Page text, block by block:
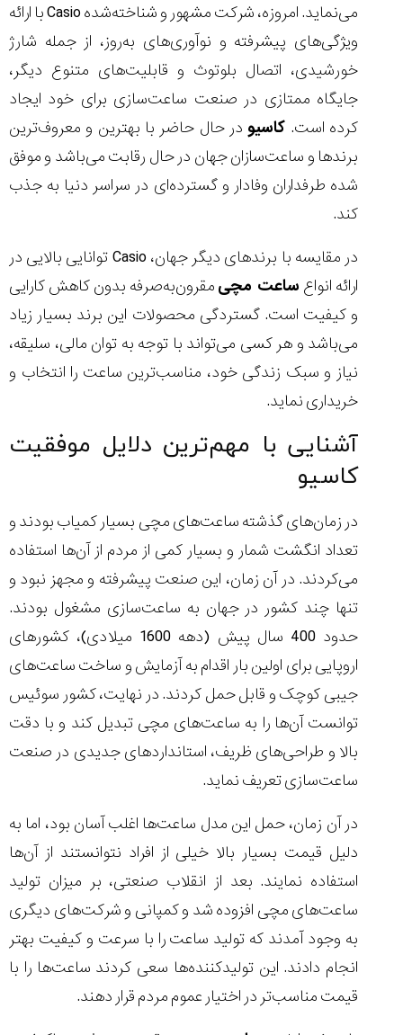
می‌نماید. امروزه، شرکت مشهور و شناخته‌شده Casio با ارائه
ویژگی‌های پیشرفته و نوآوری‌های به‌روز، از جمله شارژ
خورشیدی، اتصال بلوتوث و قابلیت‌های متنوع دیگر،
جایگاه ممتازی در صنعت ساعت‌سازی برای خود ایجاد
کرده است. کاسیو در حال حاضر با بهترین و معروف‌ترین
برندها و ساعت‌سازان جهان در حال رقابت می‌باشد و موفق
شده طرفداران وفادار و گسترده‌ای در سراسر دنیا به جذب
کند.
در مقایسه با برندهای دیگر جهان، Casio توانایی بالایی در
ارائه انواع ساعت مچیمقرون‌به‌صرفه بدون کاهش کارایی
و کیفیت است. گستردگی محصولات این برند بسیار زیاد
می‌باشد و هر کسی می‌تواند با توجه به توان مالی، سلیقه،
نیاز و سبک زندگی خود، مناسب‌ترین ساعت را انتخاب و
خریداری نماید.
آشنایی با مهم‌ترین دلایل موفقیت
کاسیو
در زمان‌های گذشته ساعت‌های مچی بسیار کمیاب بودند و
تعداد انگشت‌ شمار و بسیار کمی از مردم از آن‌ها استفاده
می‌کردند. در آن زمان، این صنعت پیشرفته و مجهز نبود و
تنها چند کشور در جهان به ساعت‌سازی مشغول بودند.
حدود 400 سال پیش (دهه 1600 میلادی)، کشورهای
اروپایی برای اولین بار اقدام به آزمایش و ساخت ساعت‌های
جیبی کوچک و قابل حمل کردند. در نهایت، کشور سوئیس
توانست آن‌ها را به ساعت‌های مچی تبدیل کند و با دقت
بالا و طراحی‌های ظریف، استانداردهای جدیدی در صنعت
ساعت‌سازی تعریف نماید.
در آن زمان، حمل این مدل ساعت‌ها اغلب آسان بود، اما به
دلیل قیمت بسیار بالا خیلی از افراد نتوانستند از آن‌ها
استفاده نمایند. بعد از انقلاب صنعتی، بر میزان تولید
ساعت‌های مچی افزوده شد و کمپانی و شرکت‌های دیگری
به وجود آمدند که تولید ساعت را با سرعت و کیفیت بهتر
انجام ‌دادند. این تولیدکننده‌ها سعی کردند ساعت‌ها را با
قیمت مناسب‌تر در اختیار عموم مردم قرار دهند.